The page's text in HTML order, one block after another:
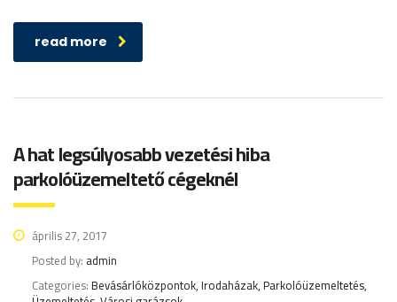
read more
A hat legsúlyosabb vezetési hiba
parkolóüzemeltető cégeknél
április 27, 2017
Posted by: admin
Categories:Bevásárlóközpontok, Irodaházak, Parkolóüzemeltetés,